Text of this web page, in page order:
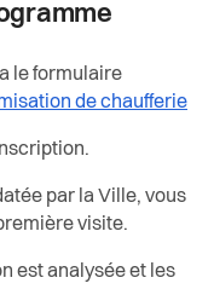
le formulaire
de chaufferie
par la Ville, vous
visite.
est analysée et les